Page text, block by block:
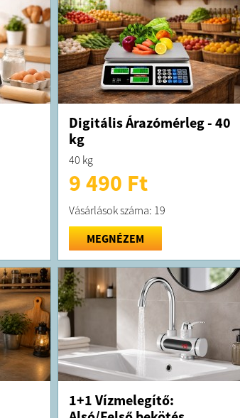
Digitális Árazómérleg - 40
kg
40 kg
9 490 Ft
Vásárlások száma: 19
MEGNÉZEM
1+1 Vízmelegítő: